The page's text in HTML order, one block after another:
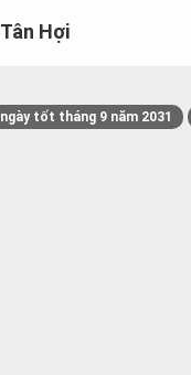
Tân Hợi
ngày tốt tháng 9 năm 2031